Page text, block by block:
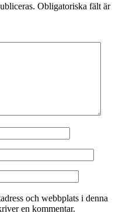
Obligatoriska fält är
och webbplats i denna
en kommentar.